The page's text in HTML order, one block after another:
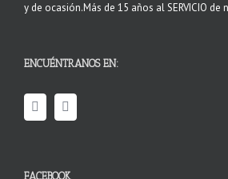
y de ocasión.Más de 15 años al SERVICIO de
ENCUÉNTRANOS EN:
FACEBOOK